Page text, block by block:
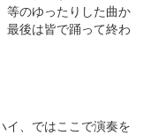
等のゆったりした曲か
最後は皆で踊って終わ
イ、ではここで演奏を